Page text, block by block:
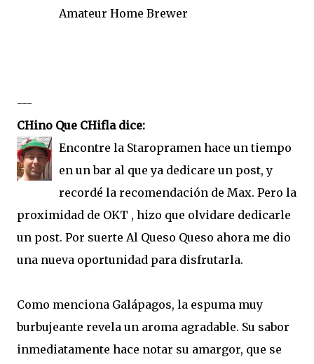
Amateur Home Brewer
---
CHino Que CHifla dice:
Encontre la Staropramen hace un tiempo
en un bar al que ya dedicare un post, y
recordé la recomendación de Max. Pero la
proximidad de OKT , hizo que olvidare dedicarle
un post. Por suerte Al Queso Queso ahora me dio
una nueva oportunidad para disfrutarla.
Como menciona Galápagos, la espuma muy
burbujeante revela un aroma agradable. Su sabor
inmediatamente hace notar su amargor, que se